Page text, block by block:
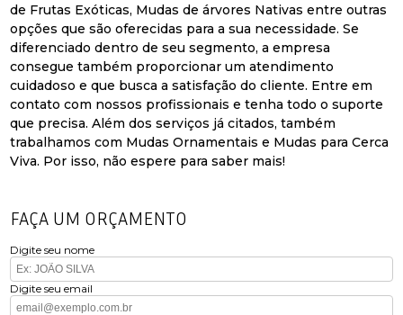
de Frutas Exóticas, Mudas de árvores Nativas entre outras
opções que são oferecidas para a sua necessidade. Se
diferenciado dentro de seu segmento, a empresa
consegue também proporcionar um atendimento
cuidadoso e que busca a satisfação do cliente. Entre em
contato com nossos profissionais e tenha todo o suporte
que precisa. Além dos serviços já citados, também
trabalhamos com Mudas Ornamentais e Mudas para Cerca
Viva. Por isso, não espere para saber mais!
FAÇA UM ORÇAMENTO
Digite seu nome
Digite seu email